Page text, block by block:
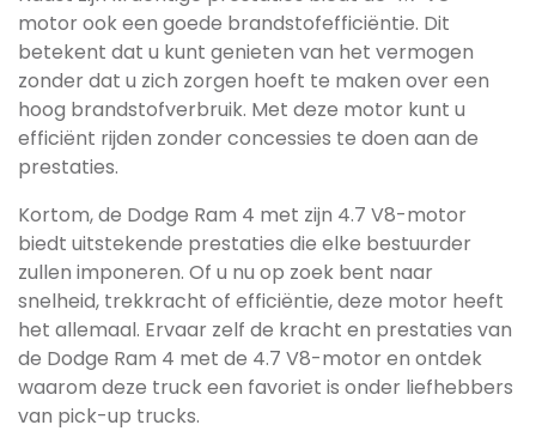
motor ook een goede brandstofefficiëntie. Dit
betekent dat u kunt genieten van het vermogen
zonder dat u zich zorgen hoeft te maken over een
hoog brandstofverbruik. Met deze motor kunt u
efficiënt rijden zonder concessies te doen aan de
prestaties.
Kortom, de Dodge Ram 4 met zijn 4.7 V8-motor
biedt uitstekende prestaties die elke bestuurder
zullen imponeren. Of u nu op zoek bent naar
snelheid, trekkracht of efficiëntie, deze motor heeft
het allemaal. Ervaar zelf de kracht en prestaties van
de Dodge Ram 4 met de 4.7 V8-motor en ontdek
waarom deze truck een favoriet is onder liefhebbers
van pick-up trucks.